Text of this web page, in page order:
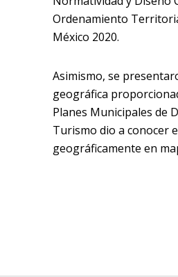
Ordenamiento
México 2020.
Asimismo, se
geográfica
Planes Municipales de
Turismo dio a conocer
geográficamente en